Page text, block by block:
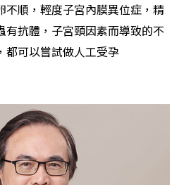
不順，輕度子宮內膜異位症，精
有抗體，子宮頸因素而導致的不
都可以嘗試做人工受孕